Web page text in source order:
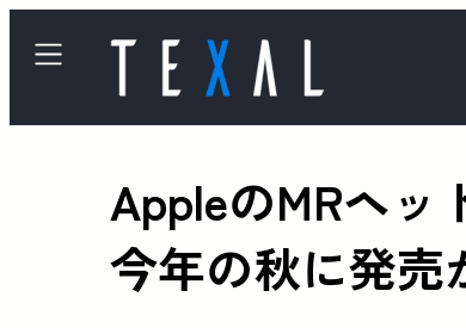
AppleのMRヘッ
今年の秋に発売